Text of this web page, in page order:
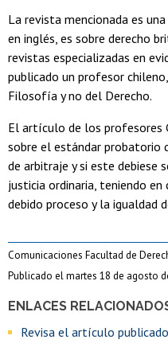
ENLACES
Revisa el artículo publicado
La revista mencionada es
en inglés, es sobre derecho
revistas especializadas en
publicado un profesor
Filosofía y no del Derecho.
El artículo de los profesores
sobre el estándar probatorio
de arbitraje y si este debiese
justicia ordinaria, teniendo
debido proceso y la igualdad
Comunicaciones Facultad de
Publicado el martes 18 de agosto